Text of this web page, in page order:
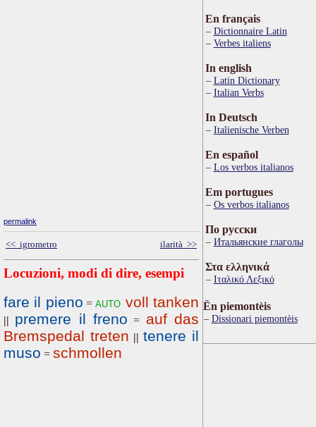
permalink
<< igrometro ilarità >>
Locuzioni, modi di dire, esempi
fare il pieno =auto voll tanken
|| premere il freno = auf das
Bremspedal treten || tenere il
muso = schmollen
En français
Dictionnaire Latin
Verbes italiens
In english
Latin Dictionary
Italian Verbs
In Deutsch
Italienische Verben
En español
Los verbos italianos
Em portugues
Os verbos italianos
По русски
Итальянские глаголы
Στα ελληνικά
Ιταλικό Λεξικό
Ën piemontèis
Dissionari piemontèis